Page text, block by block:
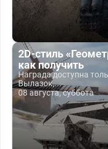
2D-стиль
как получить
Награда доступна
Вылазок,...
08 августа, суббота